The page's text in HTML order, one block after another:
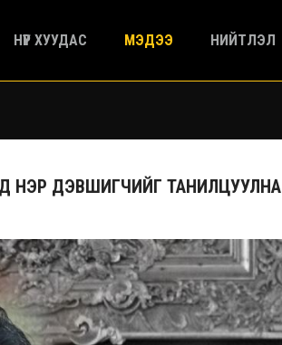
НҮҮР ХУУДАС МЭДЭЭ НИЙТЛЭЛ
НЭР ДЭВШИГЧИЙГ ТАНИЛЦУУЛНА